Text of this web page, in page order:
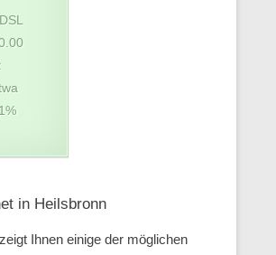
in Heilsbronn
Ihnen einige der möglichen